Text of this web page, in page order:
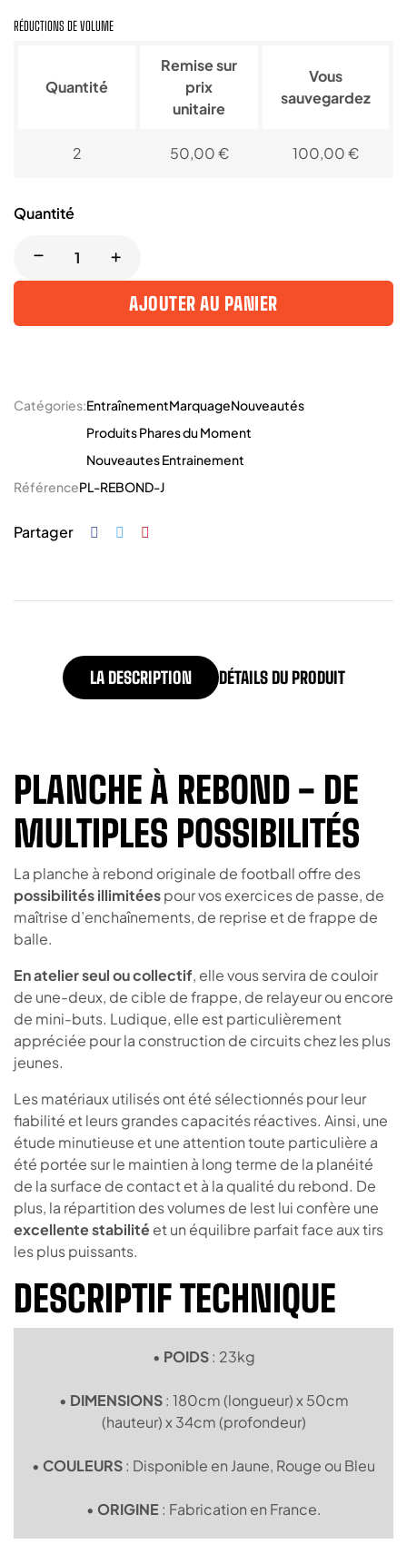
RÉDUCTIONS DE VOLUME
Quantité
Remise sur
prix
unitaire
Vous
sauvegardez
2 50,00 € 100,00 €
Quantité
AJOUTER AU PANIER
Catégories:EntraînementMarquageNouveautés
Produits Phares du Moment
Nouveautes Entrainement
RéférencePL-REBOND-J
Partager
LA DESCRIPTION DÉTAILS DU PRODUIT
PLANCHE À REBOND - DE
MULTIPLES POSSIBILITÉS
La planche à rebond originale de football offre des
possibilités illimitéespour vos exercices de passe, de
maîtrise d’enchaînements, de reprise et de frappe de
balle.
En atelier seul ou collectif, elle vous servira de couloir
de une-deux, de cible de frappe, de relayeur ou encore
de mini-buts. Ludique, elle est particulièrement
appréciée pour la construction de circuits chez les plus
jeunes.
Les matériaux utilisés ont été sélectionnés pour leur
fiabilité et leurs grandes capacités réactives. Ainsi, une
étude minutieuse et une attention toute particulière a
été portée sur le maintien à long terme de la planéité
de la surface de contact et à la qualité du rebond. De
plus, la répartition des volumes de lest lui confère une
excellente stabilitéet un équilibre parfait face aux tirs
les plus puissants.
DESCRIPTIF TECHNIQUE
• POIDS: 23kg
• DIMENSIONS: 180cm (longueur) x 50cm
(hauteur) x 34cm (profondeur)
• COULEURS: Disponible en Jaune, Rouge ou Bleu
• ORIGINE : Fabrication en France.